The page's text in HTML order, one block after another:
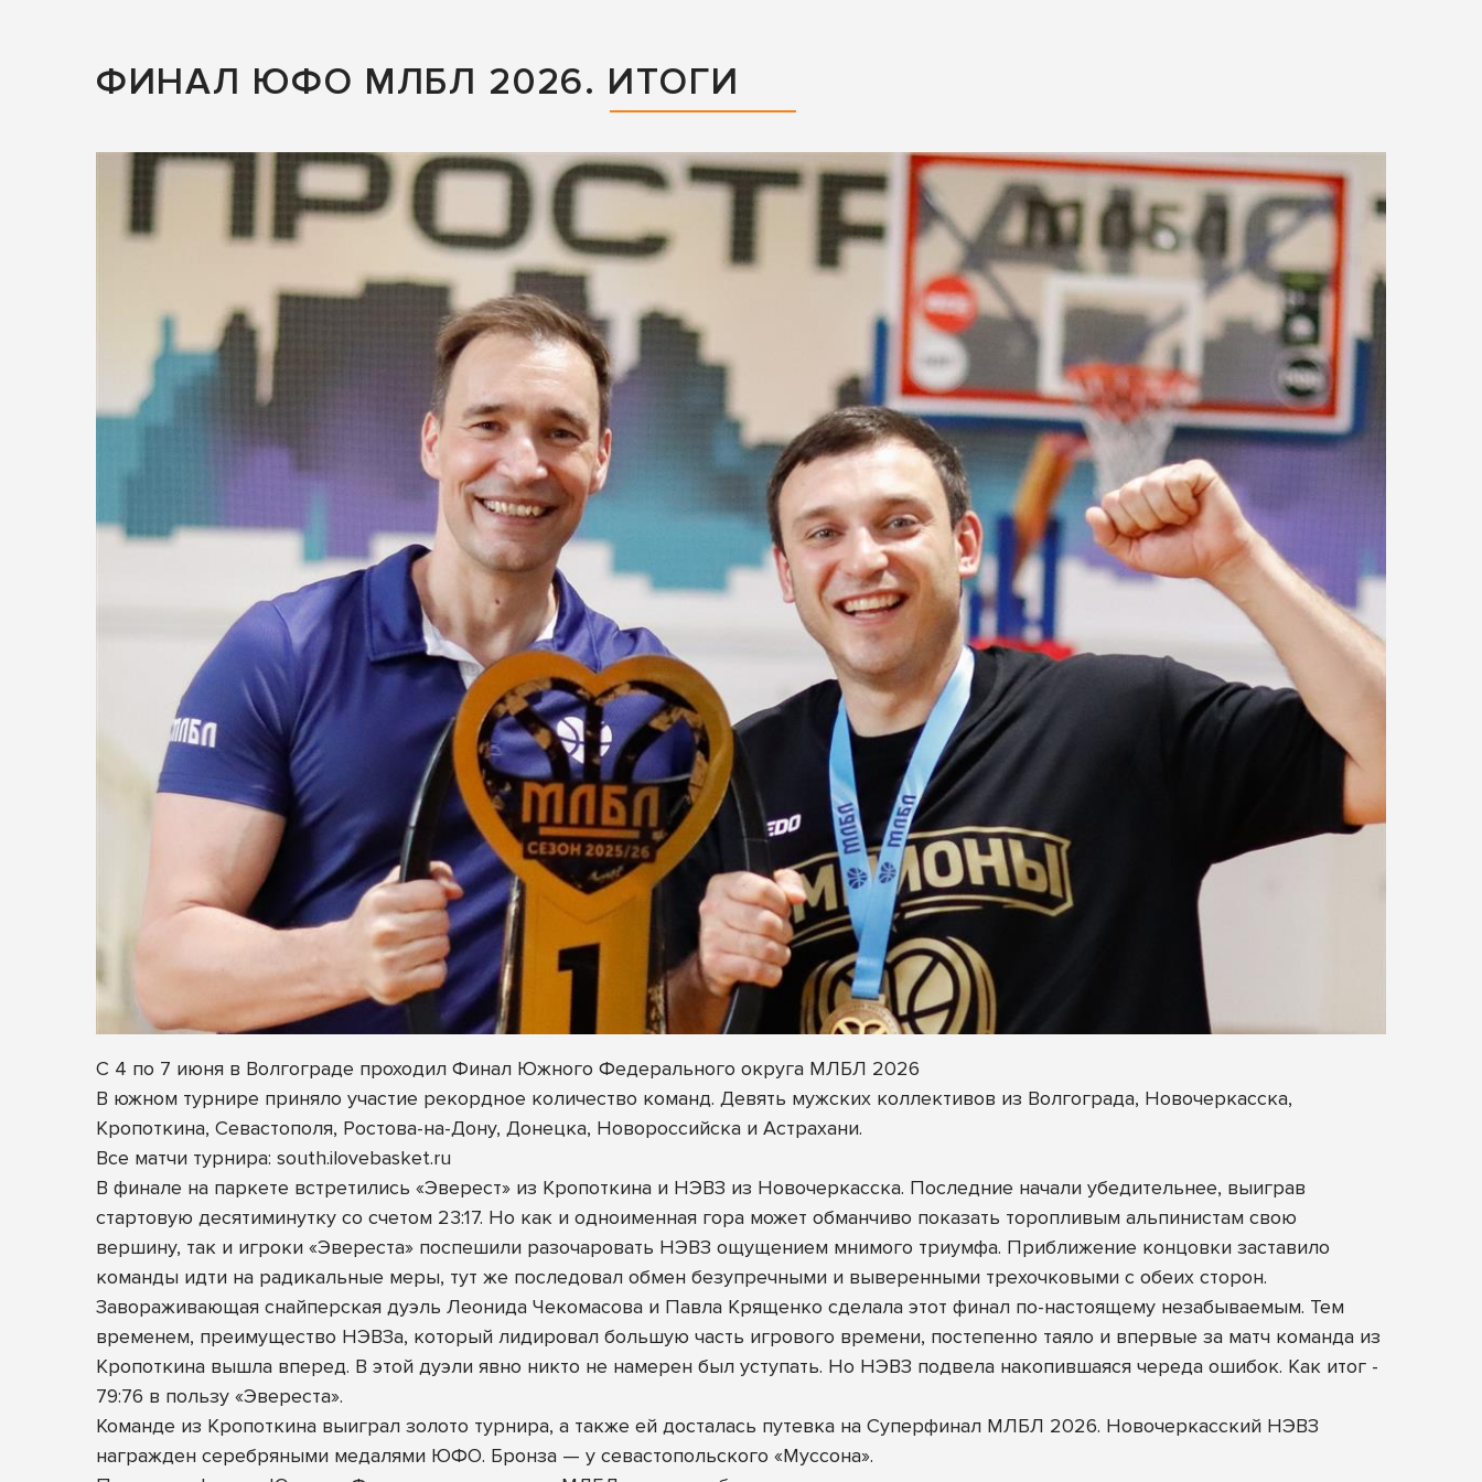
ФИНАЛ ЮФО МЛБЛ 2026. ИТОГИ
С 4 по 7 июня в Волгограде проходил Финал Южного Федерального округа МЛБЛ 2026
В южном турнире приняло участие рекордное количество команд. Девять мужских коллективов из Волгограда, Новочеркасска,
Кропоткина, Севастополя, Ростова-на-Дону, Донецка, Новороссийска и Астрахани.
Все матчи турнира: south.ilovebasket.ru
В финале на паркете встретились «Эверест» из Кропоткина и НЭВЗ из Новочеркасска. Последние начали убедительнее, выиграв
стартовую десятиминутку со счетом 23:17. Но как и одноименная гора может обманчиво показать торопливым альпинистам свою
вершину, так и игроки «Эвереста» поспешили разочаровать НЭВЗ ощущением мнимого триумфа. Приближение концовки заставило
команды идти на радикальные меры, тут же последовал обмен безупречными и выверенными трехочковыми с обеих сторон.
Завораживающая снайперская дуэль Леонида Чекомасова и Павла Крященко сделала этот финал по-настоящему незабываемым. Тем
временем, преимущество НЭВЗа, который лидировал большую часть игрового времени, постепенно таяло и впервые за матч команда из
Кропоткина вышла вперед. В этой дуэли явно никто не намерен был уступать. Но НЭВЗ подвела накопившаяся череда ошибок. Как итог -
79:76 в пользу «Эвереста».
Команде из Кропоткина выиграл золото турнира, а также ей досталась путевка на Суперфинал МЛБЛ 2026. Новочеркасский НЭВЗ
награжден серебряными медалями ЮФО. Бронза — у севастопольского «Муссона».